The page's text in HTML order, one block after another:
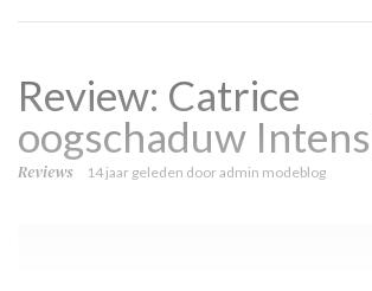
Review: Catrice
oogschaduw
Reviews 14 jaar geleden dooradmin modeblog